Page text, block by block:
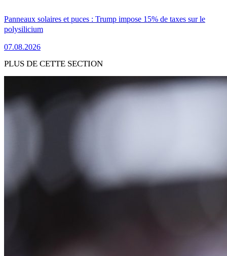
Panneaux solaires et puces : Trump impose 15% de taxes sur le
polysilicium
07.08.2026
PLUS DE CETTE SECTION